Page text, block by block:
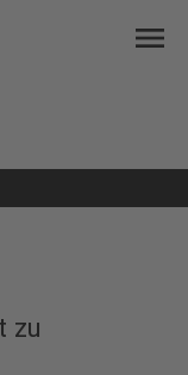
menu
zu